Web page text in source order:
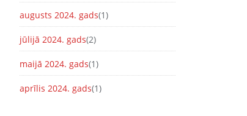
augusts 2024. gads(1)
jūlijā 2024. gads(2)
maijā 2024. gads(1)
aprīlis 2024. gads(1)